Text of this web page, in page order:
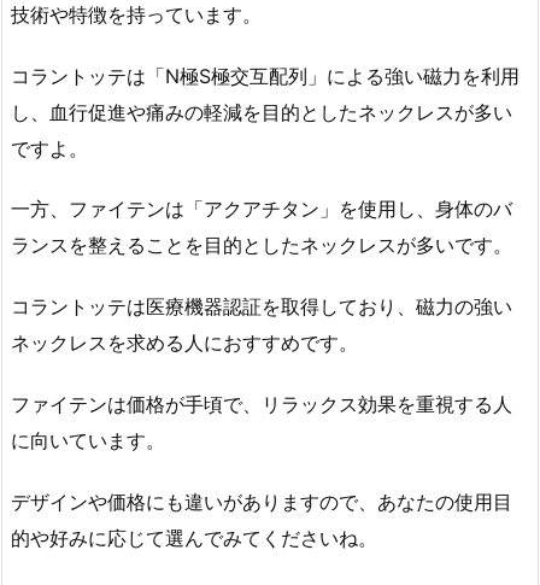
技術や特徴を持っています。
コラントッテは「N極S極交互配列」による強い磁力を利用
し、血行促進や痛みの軽減を目的としたネックレスが多い
ですよ。
一方、ファイテンは「アクアチタン」を使用し、身体のバ
ランスを整えることを目的としたネックレスが多いです。
コラントッテは医療機器認証を取得しており、磁力の強い
ネックレスを求める人におすすめです。
ファイテンは価格が手頃で、リラックス効果を重視する人
に向いています。
デザインや価格にも違いがありますので、あなたの使用目
的や好みに応じて選んでみてくださいね。